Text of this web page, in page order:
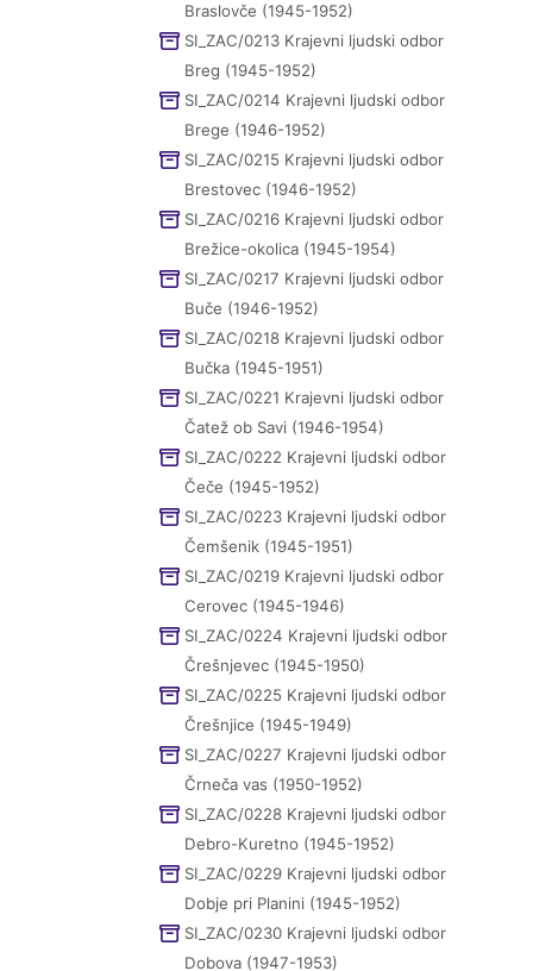
Braslovče (1945-1952)
SI_ZAC/0213 Krajevni ljudski odbor
Breg (1945-1952)
SI_ZAC/0214 Krajevni ljudski odbor
Brege (1946-1952)
SI_ZAC/0215 Krajevni ljudski odbor
Brestovec (1946-1952)
SI_ZAC/0216 Krajevni ljudski odbor
Brežice-okolica (1945-1954)
SI_ZAC/0217 Krajevni ljudski odbor
Buče (1946-1952)
SI_ZAC/0218 Krajevni ljudski odbor
Bučka (1945-1951)
SI_ZAC/0221 Krajevni ljudski odbor
Čatež ob Savi (1946-1954)
SI_ZAC/0222 Krajevni ljudski odbor
Čeče (1945-1952)
SI_ZAC/0223 Krajevni ljudski odbor
Čemšenik (1945-1951)
SI_ZAC/0219 Krajevni ljudski odbor
Cerovec (1945-1946)
SI_ZAC/0224 Krajevni ljudski odbor
Črešnjevec (1945-1950)
SI_ZAC/0225 Krajevni ljudski odbor
Črešnjice (1945-1949)
SI_ZAC/0227 Krajevni ljudski odbor
Črneča vas (1950-1952)
SI_ZAC/0228 Krajevni ljudski odbor
Debro-Kuretno (1945-1952)
SI_ZAC/0229 Krajevni ljudski odbor
Dobje pri Planini (1945-1952)
SI_ZAC/0230 Krajevni ljudski odbor
Dobova (1947-1953)